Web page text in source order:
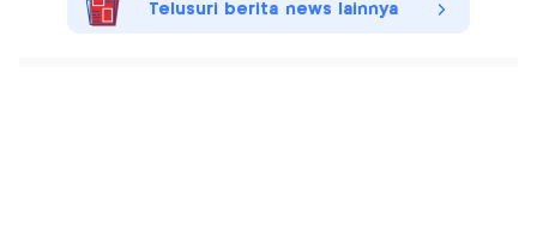
Telusuri berita news lainnya